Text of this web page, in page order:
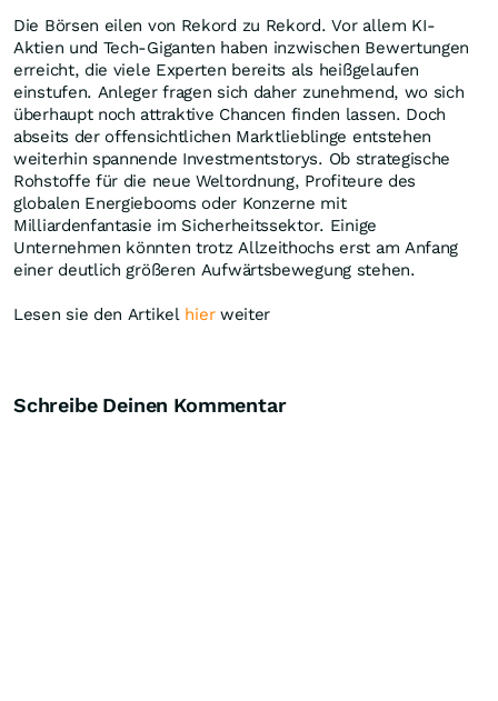
Die Börsen eilen von Rekord zu Rekord. Vor allem KI-
Aktien und Tech-Giganten haben inzwischen Bewertungen
erreicht, die viele Experten bereits als heißgelaufen
einstufen. Anleger fragen sich daher zunehmend, wo sich
überhaupt noch attraktive Chancen finden lassen. Doch
abseits der offensichtlichen Marktlieblinge entstehen
weiterhin spannende Investmentstorys. Ob strategische
Rohstoffe für die neue Weltordnung, Profiteure des
globalen Energiebooms oder Konzerne mit
Milliardenfantasie im Sicherheitssektor. Einige
Unternehmen könnten trotz Allzeithochs erst am Anfang
einer deutlich größeren Aufwärtsbewegung stehen.
Lesen sie den Artikel hierweiter
Schreibe Deinen Kommentar